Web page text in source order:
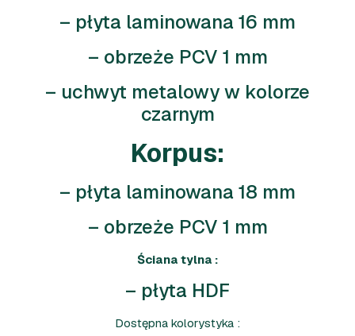
– płyta laminowana 16 mm
– obrzeże PCV 1 mm
– uchwyt metalowy w kolorze
czarnym
Korpus:
– płyta laminowana 18 mm
– obrzeże PCV 1 mm
Ściana tylna :
– płyta HDF
Dostępna kolorystyka :